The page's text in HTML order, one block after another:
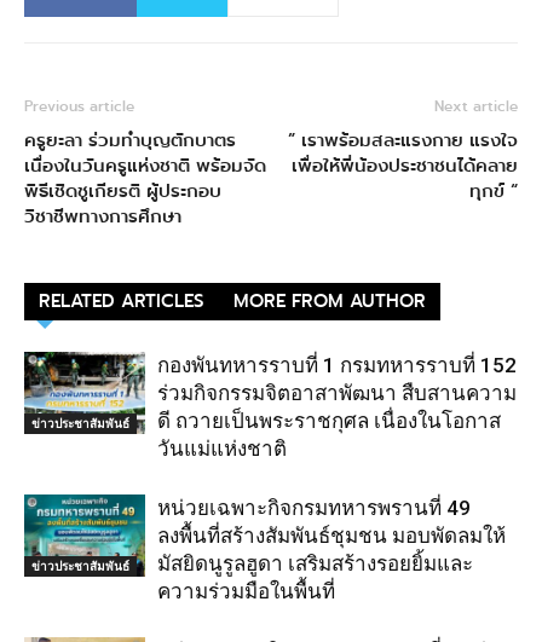
Previous article
ครูยะลา ร่วมทำบุญตักบาตร
เนื่องในวันครูแห่งชาติ พร้อมจัด
พิธีเชิดชูเกียรติ ผู้ประกอบ
วิชาชีพทางการศึกษา
Next article
” เราพร้อมสละแรงกาย แรงใจ
เพื่อให้พี่น้องประชาชนได้คลาย
ทุกข์ “
RELATED ARTICLES MORE FROM AUTHOR
ข่าวประชาสัมพันธ์
กองพันทหารราบที่ 1 กรมทหารราบที่ 152
ร่วมกิจกรรมจิตอาสาพัฒนา สืบสานความ
ดี ถวายเป็นพระราชกุศล เนื่องในโอกาส
วันแม่แห่งชาติ
ข่าวประชาสัมพันธ์
หน่วยเฉพาะกิจกรมทหารพรานที่ 49
ลงพื้นที่สร้างสัมพันธ์ชุมชน มอบพัดลมให้
มัสยิดนูรูลฮูดา เสริมสร้างรอยยิ้มและ
ความร่วมมือในพื้นที่